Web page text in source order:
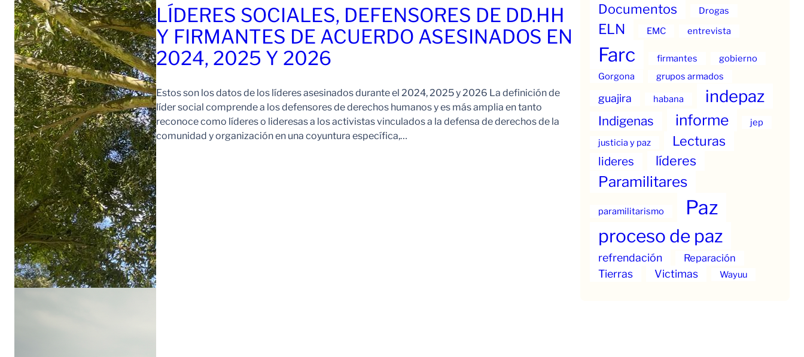
LÍDERES SOCIALES, DEFENSORES DE DD.HH
Y FIRMANTES DE ACUERDO ASESINADOS EN
2024, 2025 Y 2026
Estos son los datos de los líderes asesinados durante el 2024, 2025 y 2026 La definición de
líder social comprende a los defensores de derechos humanos y es más amplia en tanto
reconoce como líderes o lideresas a los activistas vinculados a la defensa de derechos de la
comunidad y organización en una coyuntura específica,…
Documentos Drogas
ELN EMC entrevista
Farc firmantes
gobierno
Gorgona
grupos armados
guajira habana indepaz
Indigenas informe
jep
justicia y paz
Lecturas
lideres líderes
Paramilitares
paramilitarismo Paz
proceso de paz
refrendación Reparación
Tierras Victimas Wayuu